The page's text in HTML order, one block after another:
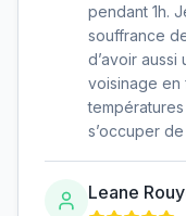
pendant 1h.
souffrance
d’avoir aussi
voisinage en
s’occuper
Leane